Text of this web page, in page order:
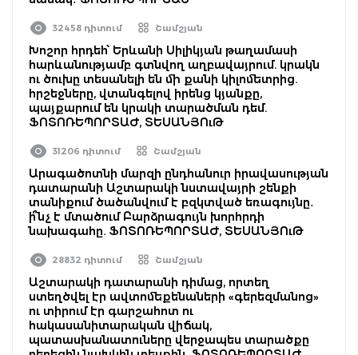
32458 դիտում Շամշյան
Խոշոր հրդեհ՝ Երևանի Սիլիկյան թաղամասի
հարևանությամբ գտնվող աղբավայրում. կրակն
ու ծուխը տեսանելի են մի քանի կիլոմետրից.
հրշեջները, վտանգելով իրենց կյանքը,
պայքարում են կրակի տարածման դեմ.
ՖՈՏՈՌԵՊՈՐՏԱԺ, ՏԵՍԱՆՅՈւԹ
31206 դիտում Շամշյան
Արագածոտնի մարզի ընդհանուր իրավասության
դատարանի Աշտարակի նստավայրի շենքի
տանիքում ծածանվում է բզկտված եռագույնը․
ի՞նչ է մտածում Բարձրագույն խորհրդի
նախագահը. ՖՈՏՈՌԵՊՈՐՏԱԺ, ՏԵՍԱՆՅՈւԹ
28832 դիտում Շամշյան
Աշտարակի դատարանի դիմաց, որտեղ
ստեղծվել էր ավտոմեքենաների «գերեզմանոց»
ու տիրում էր գարշահոտ ու
հակասանիտարական վիճակ,
պատասխանատուները վերջապես տարածքը